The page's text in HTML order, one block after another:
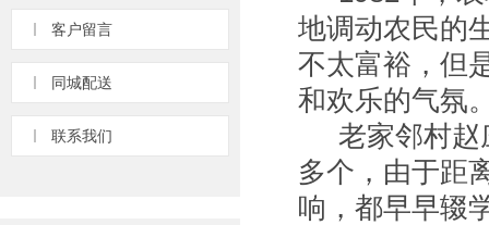
客户留言
同城配送
联系我们
地调动农民的
不太富裕，但
和欢乐的气氛
老家邻村
多个，由于距
响，都早早辍